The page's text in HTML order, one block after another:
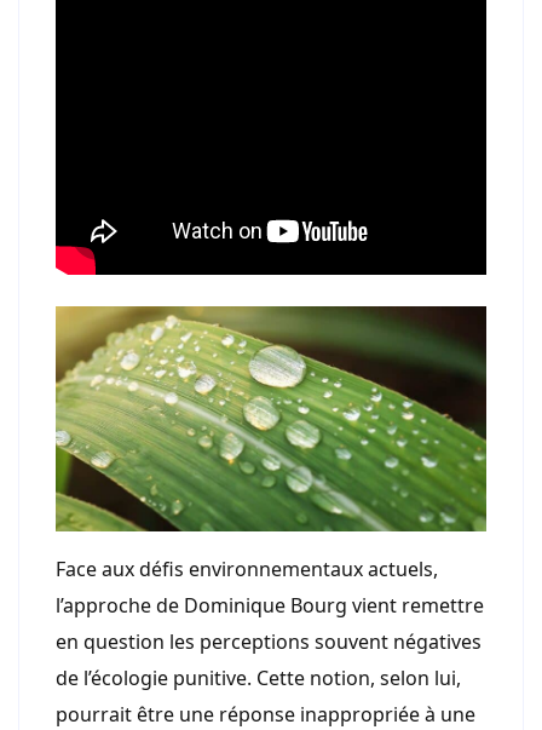
Face aux défis environnementaux actuels,
l’approche de Dominique Bourg vient remettre
en question les perceptions souvent négatives
de l’écologie punitive. Cette notion, selon lui,
pourrait être une réponse inappropriée à une